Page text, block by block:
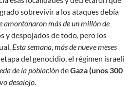
sobrevivir a los ataques debía
amontonaron más de un millón de
y despojados de todo, pero los
Esta semana, más de nueve meses
del genocidio, el régimen israelí
de la poblacióndeGaza (unos 300
desalojo.